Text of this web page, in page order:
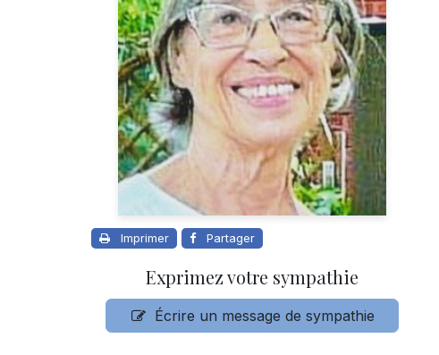
Imprimer Partager
Exprimez votre sympathie
Écrire un message de sympathie